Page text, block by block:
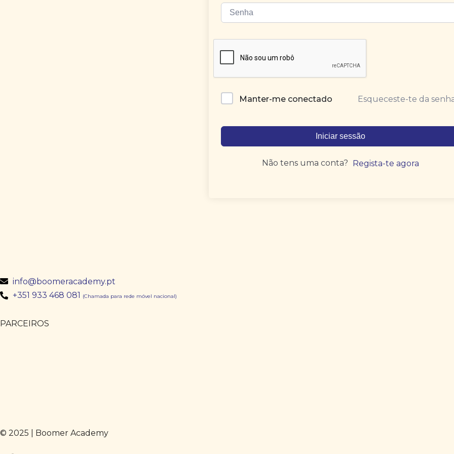
Manter-me conectado Esqueceste-te da
Iniciar sessão
Não tens uma conta? Regista-te agora
info@boomeracademy.pt
+351 933 468 081 (Chamada para rede móvel nacional)
PARCEIROS
© 2025 | Boomer Academy